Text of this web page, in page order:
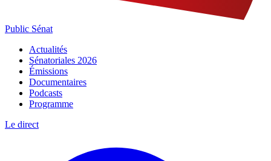
Public Sénat
Actualités
Sénatoriales 2026
Émissions
Documentaires
Podcasts
Programme
Le direct